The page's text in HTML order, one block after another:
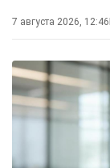
7 августа 2026, 12:46